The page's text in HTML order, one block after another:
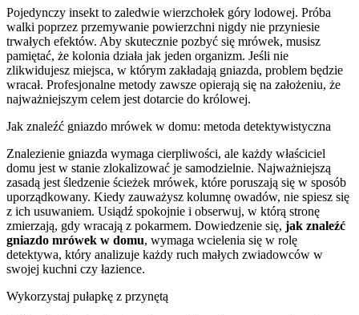
Pojedynczy insekt to zaledwie wierzchołek góry lodowej. Próba
walki poprzez przemywanie powierzchni nigdy nie przyniesie
trwałych efektów. Aby skutecznie pozbyć się mrówek, musisz
pamiętać, że kolonia działa jak jeden organizm. Jeśli nie
zlikwidujesz miejsca, w którym zakładają gniazda, problem będzie
wracał. Profesjonalne metody zawsze opierają się na założeniu, że
najważniejszym celem jest dotarcie do królowej.
Jak znaleźć gniazdo mrówek w domu: metoda detektywistyczna
Znalezienie gniazda wymaga cierpliwości, ale każdy właściciel
domu jest w stanie zlokalizować je samodzielnie. Najważniejszą
zasadą jest śledzenie ścieżek mrówek, które poruszają się w sposób
uporządkowany. Kiedy zauważysz kolumnę owadów, nie spiesz się
z ich usuwaniem. Usiądź spokojnie i obserwuj, w którą stronę
zmierzają, gdy wracają z pokarmem. Dowiedzenie się, jak znaleźć
gniazdo mrówek w domu, wymaga wcielenia się w rolę
detektywa, który analizuje każdy ruch małych zwiadowców w
swojej kuchni czy łazience.
Wykorzystaj pułapkę z przynętą